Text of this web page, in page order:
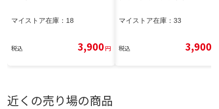
マイストア在庫： 18
税込 3,900円
マイストア在庫： 33
税込 3,900
近くの売り場の商品